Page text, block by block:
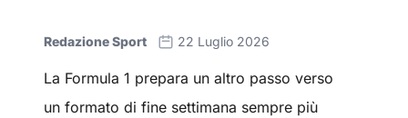
Redazione Sport 22 Luglio 2026
La Formula 1 prepara un altro passo verso
un formato di fine settimana sempre più